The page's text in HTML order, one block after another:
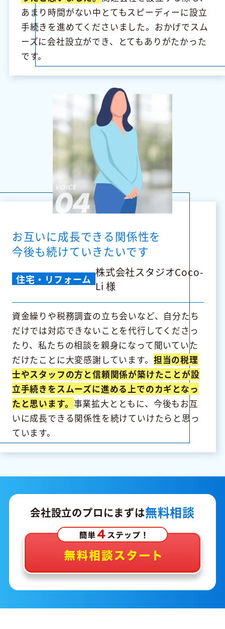
あまり時間がない中とてもスピーディーに設立
手続きを進めてくださいました。おかげでスム
ーズに会社設立ができ、とてもありがたかった
です。
お互いに成長できる関係性を
今後も続けていきたいです
住宅・リフォーム 株式会社スタジオCoco-
Li 様
資金繰りや税務調査の立ち会いなど、自分たち
だけでは対応できないことを代行してくださっ
たり、私たちの相談を親身になって聞いていた
だけたことに大変感謝しています。 担当の税理
士やスタッフの方と信頼関係が築けたことが設
立手続きをスムーズに進める上でのカギとなっ
たと思います。 事業拡大とともに、今後もお互
いに成長できる関係性を続けていけたらと思っ
ています。
会社設立のプロにまずは無料相談